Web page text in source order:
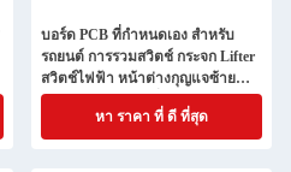
บอร์ด PCB ที่กําหนดเอง สําหรับ
รถยนต์ การรวมสวิตช์ กระจก Lifter
สวิตช์ไฟฟ้า หน้าต่างกุญแจซ้าย
หน้าหลักการขับเคลื่อน Button
Assemblyหา ราคา ที่ ดี ที่สุด